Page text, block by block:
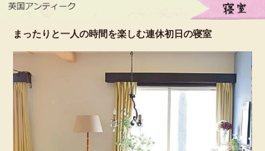
まったりと一人の時間を楽しむ連休初日の寝室